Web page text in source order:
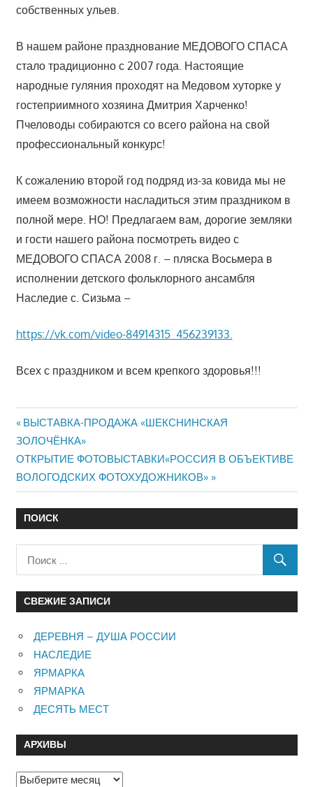
собственных ульев.
В нашем районе празднование МЕДОВОГО СПАСА
стало традиционно с 2007 года. Настоящие
народные гуляния проходят на Медовом хуторке у
гостеприимного хозяина Дмитрия Харченко!
Пчеловоды собираются со всего района на свой
профессиональный конкурс!
К сожалению второй год подряд из-за ковида мы не
имеем возможности насладиться этим праздником в
полной мере. НО! Предлагаем вам, дорогие земляки
и гости нашего района посмотреть видео с
МЕДОВОГО СПАСА 2008 г. – пляска Восьмера в
исполнении детского фольклорного ансамбля
Наследие с. Сизьма –
https://vk.com/video-84914315_456239133.
Всех с праздником и всем крепкого здоровья!!!
Навигация
по
записям
Предыдущий:
ВЫСТАВКА-ПРОДАЖА «ШЕКСНИНСКАЯ
ЗОЛОЧЁНКА»
Следующий:
ОТКРЫТИЕ ФОТОВЫСТАВКИ«РОССИЯ В ОБЪЕКТИВЕ
ВОЛОГОДСКИХ ФОТОХУДОЖНИКОВ»
ПОИСК
СВЕЖИЕ ЗАПИСИ
ДЕРЕВНЯ – ДУША РОССИИ
НАСЛЕДИЕ
ЯРМАРКА
ЯРМАРКА
ДЕСЯТЬ МЕСТ
АРХИВЫ
Архивы